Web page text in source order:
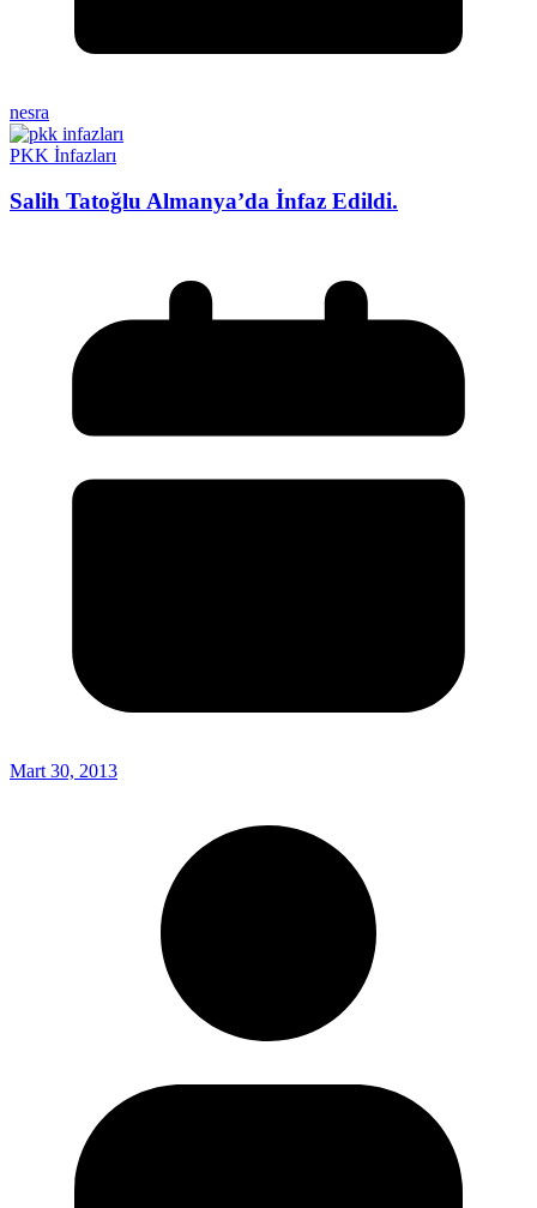
nesra
PKK İnfazları
Salih Tatoğlu Almanya’da İnfaz Edildi.
Mart 30, 2013